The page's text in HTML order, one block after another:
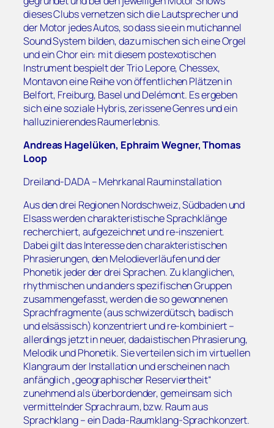
dieses Clubs vernetzen sich die Lautsprecher und
der Motor jedes Autos, so dass sie ein mutichannel
Sound System bilden, dazu mischen sich eine Orgel
und ein Chor ein: mit diesem postexotischen
Instrument bespielt der Trio Lepore, Chessex,
Montavon eine Reihe von öffentlichen Plätzen in
Belfort, Freiburg, Basel und Delémont. Es ergeben
sich eine soziale Hybris, zerissene Genres und ein
halluzinierendes Raumerlebnis.
Andreas Hagelüken, Ephraim Wegner, Thomas
Loop
Dreiland-DADA – Mehrkanal Rauminstallation
Aus den drei Regionen Nordschweiz, Südbaden und
Elsass werden charakteristische Sprachklänge
recherchiert, aufgezeichnet und re-inszeniert.
Dabei gilt das Interesse den charakteristischen
Phrasierungen, den Melodieverläufen und der
Phonetik jeder der drei Sprachen. Zu klanglichen,
rhythmischen und anders spezifischen Gruppen
zusammengefasst, werden die so gewonnenen
Sprachfragmente (aus schwizerdütsch, badisch
und elsässisch) konzentriert und re-kombiniert –
allerdings jetzt in neuer, dadaistischen Phrasierung,
Melodik und Phonetik. Sie verteilen sich im virtuellen
Klangraum der Installation und erscheinen nach
anfänglich „geographischer Reserviertheit“
zunehmend als überbordender, gemeinsam sich
vermittelnder Sprachraum, bzw. Raum aus
Sprachklang – ein Dada-Raumklang-Sprachkonzert.